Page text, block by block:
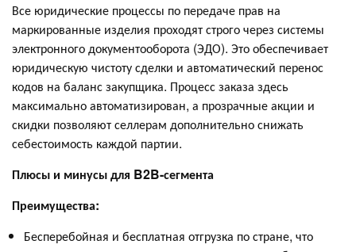
Все юридические процессы по передаче прав на
маркированные изделия проходят строго через системы
электронного документооборота (ЭДО). Это обеспечивает
юридическую чистоту сделки и автоматический перенос
кодов на баланс закупщика. Процесс заказа здесь
максимально автоматизирован, а прозрачные акции и
скидки позволяют селлерам дополнительно снижать
себестоимость каждой партии.
Плюсы и минусы для B2B-сегмента
Преимущества:
Бесперебойная и бесплатная отгрузка по стране, что